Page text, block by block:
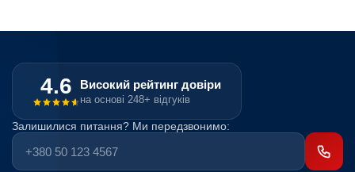
4.6 Високий рейтинг довіри
на основі 248+ відгуків
Залишилися питання? Ми передзвонимо: